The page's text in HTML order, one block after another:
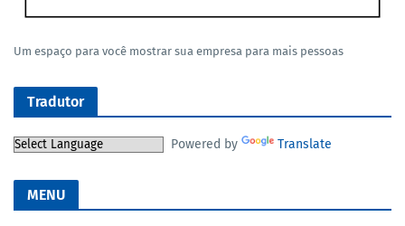
Um espaço para você mostrar sua empresa para mais pessoas
Tradutor
Powered by Translate
MENU